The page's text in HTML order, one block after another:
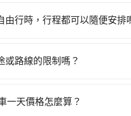
外的汽車保險與可能的罰單
像在開樂透一樣。另外，偶
時，就顯得非常不便。
為2,215~2,700元間，若改選
車最高可省$1,400。
由行時，行程都可以隨便安排
。
或路線的限制嗎？
參加喜宴/喪禮、就醫回診、
一天價格怎麼算？